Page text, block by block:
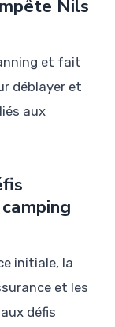
Nils
et fait
déblayer et
aux
initiale, la
et les
défis